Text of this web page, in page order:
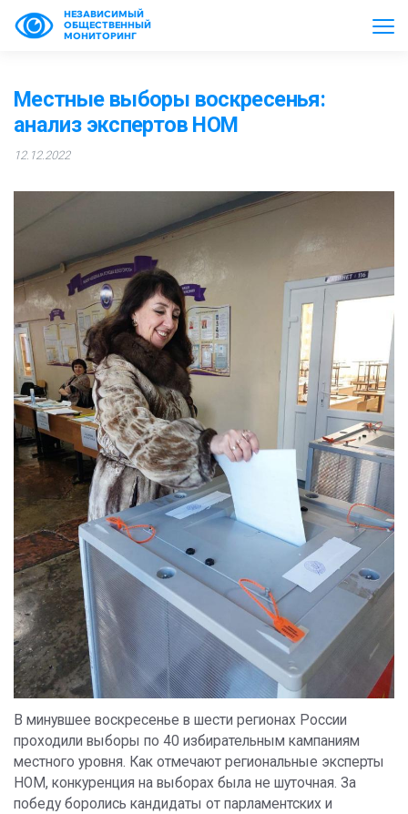
НЕЗАВИСИМЫЙ
ОБЩЕСТВЕННЫЙ
МОНИТОРИНГ
Местные выборы воскресенья:
анализ экспертов НОМ
12.12.2022
В минувшее воскресенье в шести регионах России
проходили выборы по 40 избирательным кампаниям
местного уровня. Как отмечают региональные эксперты
НОМ, конкуренция на выборах была не шуточная. За
победу боролись кандидаты от парламентских и